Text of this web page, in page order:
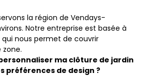
la région de Vendays-
Notre entreprise est basée à
nous permet de couvrir
ma clôture de jardin
préférences de design ?